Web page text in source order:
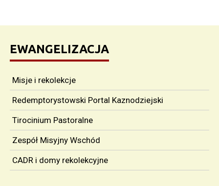
EWANGELIZACJA
Misje i rekolekcje
Redemptorystowski Portal Kaznodziejski
Tirocinium Pastoralne
Zespół Misyjny Wschód
CADR i domy rekolekcyjne